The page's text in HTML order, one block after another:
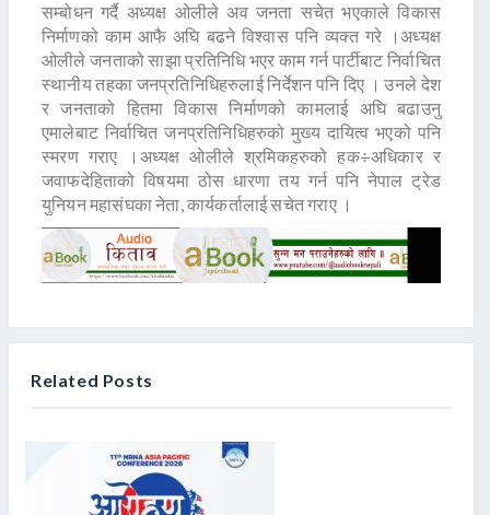
सम्बोधन गर्दै अध्यक्ष ओलीले अव जनता सचेत भएकाले विकास
निर्माणको काम आफै अघि बढने विश्वास पनि व्यक्त गरे ।अध्यक्ष
ओलीले जनताको साझा प्रतिनिधि भएर काम गर्न पार्टीबाट निर्वाचित
स्थानीय तहका जनप्रतिनिधिहरुलाई निर्देशन पनि दिए । उनले देश
र जनताको हितमा विकास निर्माणको कामलाई अघि बढाउनु
एमालेबाट निर्वाचित जनप्रतिनिधिहरुको मुख्य दायित्व भएको पनि
स्मरण गराए ।अध्यक्ष ओलीले श्रमिकहरुको हक÷अधिकार र
जवाफदेहिताको विषयमा ठोस धारणा तय गर्न पनि नेपाल ट्रेड
युनियन महासंघका नेता, कार्यकर्तालाई सचेत गराए ।
Related Posts